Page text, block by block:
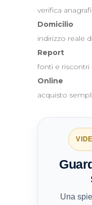
verifica
Domicilio
indirizzo reale
Report
fonti e
Online
acquisto
Una